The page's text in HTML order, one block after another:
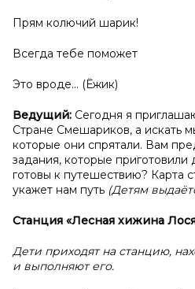
Прям колючий шарик!
Всегда тебе поможет
Это вроде... (Ёжик)
Ведущий: Сегодня я
Стране Смешариков, а искать
которые они спрятали. Вам
задания, которые
готовы к путешествию? Карта
укажет нам путь (Детям
Станция «Лесная хижина
Дети приходят на станцию,
и выполняют его.